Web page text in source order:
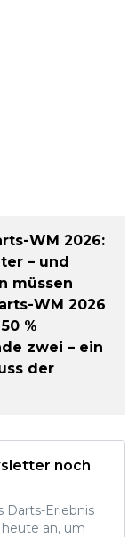
WM 2026:
– und
müssen
WM 2026
%
zwei – ein
der
noch
Darts-Erlebnis
an, um